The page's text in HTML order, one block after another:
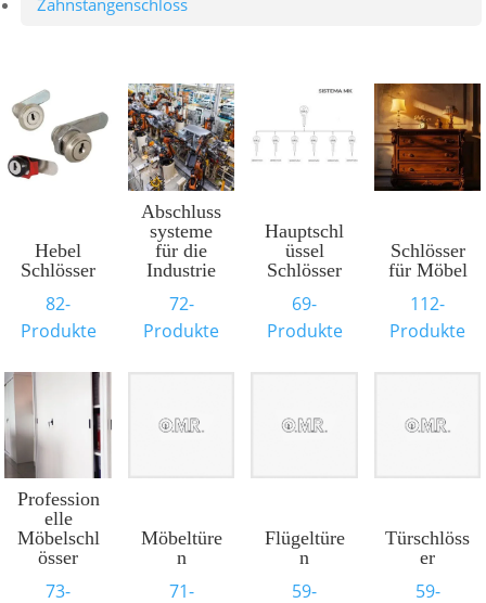
Hebel
Schlösser
82-
Produkte
Abschluss
systeme
für die
Industrie
72-
Produkte
Hauptschl
üssel
Schlösser
69-
Produkte
Schlösser
für Möbel
112-
Produkte
Profession
elle
Möbelschl
össer
73-
Möbeltüre
n
71-
Flügeltüre
n
59-
Türschlöss
er
59-